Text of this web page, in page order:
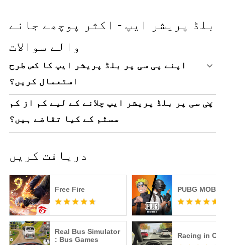
بلڈ پریشر ایپ - اکثر پوچھے جانے
والے سوالات
اپنے پی سی پر بلڈ پریشر ایپ کا کس طرح
استعمال کریں؟
پی سی پر بلڈ پریشر ایپ چلانے کے لیے کم از کم
سسٹم کے کیا تقاضے ہیں؟
دریافت کریں
Free Fire PUBG
Real Bus Simulator
: Bus Games
Racing in Car